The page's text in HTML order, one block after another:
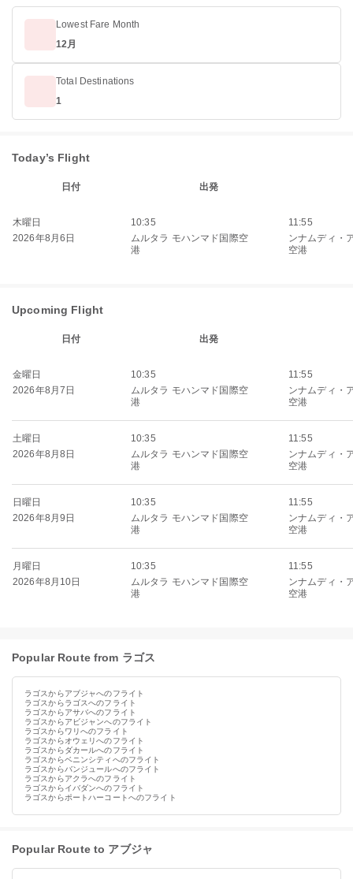
Lowest Fare Month
12月
Total Destinations
1
Today’s Flight
日付 出発
木曜日
2026年8月6日
10:35
ムルタラ モハンマド国際空
港
11:55
ンナムディ・
空港
Upcoming Flight
日付 出発
金曜日
2026年8月7日
10:35
ムルタラ モハンマド国際空
港
11:55
ンナムディ・
空港
土曜日
2026年8月8日
10:35
ムルタラ モハンマド国際空
港
11:55
ンナムディ・
空港
日曜日
2026年8月9日
10:35
ムルタラ モハンマド国際空
港
11:55
ンナムディ・
空港
月曜日
2026年8月10日
10:35
ムルタラ モハンマド国際空
港
11:55
ンナムディ・
空港
Popular Route from ラゴス
ラゴスからアブジャへのフライト
ラゴスからラゴスへのフライト
ラゴスからアサバへのフライト
ラゴスからアビジャンへのフライト
ラゴスからワリへのフライト
ラゴスからオウェリへのフライト
ラゴスからダカールへのフライト
ラゴスからベニンシティへのフライト
ラゴスからバンジュールへのフライト
ラゴスからアクラへのフライト
ラゴスからイバダンへのフライト
ラゴスからポートハーコートへのフライト
Popular Route to アブジャ